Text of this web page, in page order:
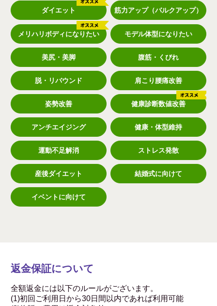
ダイエット 筋力アップ（バルクアップ）
メリハリボディになりたい モデル体型になりたい
美尻・美脚 腹筋・くびれ
脱・リバウンド 肩こり腰痛改善
姿勢改善 健康診断数値改善
アンチエイジング 健康・体型維持
運動不足解消 ストレス発散
産後ダイエット 結婚式に向けて
イベントに向けて
返金保証について
全額返金には以下のルールがございます。
(1)初回ご利用日から30日間以内であれば利用可能